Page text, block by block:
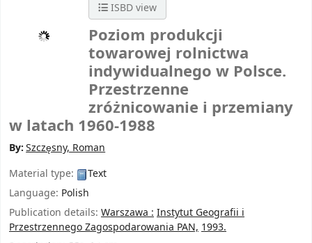
ISBD view
Poziom produkcji
towarowej rolnictwa
indywidualnego w Polsce.
Przestrzenne
zróżnicowanie i przemiany
w latach 1960-1988
By:Szczęsny, Roman
Material type:
Text
Language: Polish
Publication details: Warszawa :Instytut Geografii i
Przestrzennego Zagospodarowania PAN,1993.